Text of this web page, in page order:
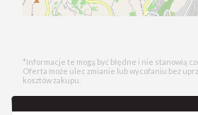
*Informacje te mogą być błędne i nie stanowią
Oferta może ulec zmianie lub wycofaniu bez
kosztów zakupu.